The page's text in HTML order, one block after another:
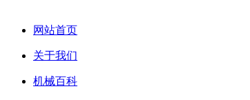
网站首页
关于我们
机械百科